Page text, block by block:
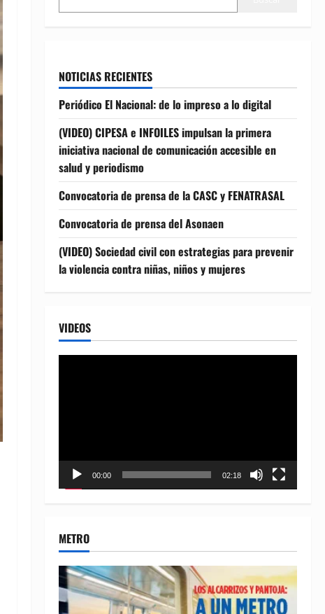
NOTICIAS RECIENTES
Periódico El Nacional: de lo impreso a lo digital
(VIDEO) CIPESA e INFOILES impulsan la primera
iniciativa nacional de comunicación accesible en
salud y periodismo
Convocatoria de prensa de la CASC y FENATRASAL
Convocatoria de prensa del Asonaen
(VIDEO) Sociedad civil con estrategias para prevenir
la violencia contra niñas, niños y mujeres
VIDEOS
00:00 02:18
METRO